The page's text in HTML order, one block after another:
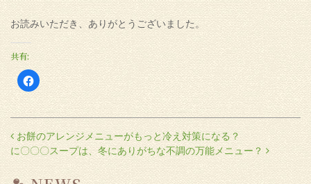
お読みいただき、ありがとうございました。
共有:
Facebook
で
共
有
す
る
に
は
ク
リ
ッ
ク
し
投稿ナビゲーション
お餅のアレンジメニューがもっと冷え対策になる？
に〇〇〇スープは、冬にありがちな不調の万能メニュー？